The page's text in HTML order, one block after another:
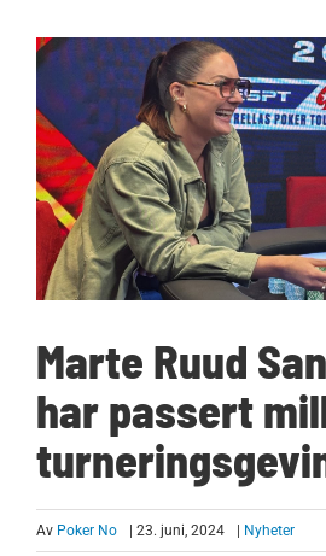
Marte Ruud
har passert
Av Poker No | 23. juni, 2024 Nyheter